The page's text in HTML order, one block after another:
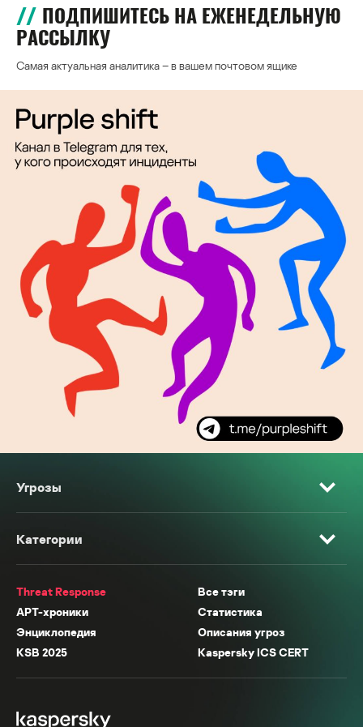
ПОДПИШИТЕСЬ НА ЕЖЕНЕДЕЛЬНУЮ
РАССЫЛКУ
Самая актуальная аналитика – в вашем почтовом ящике
Угрозы
Категории
Threat Response
Все тэги
APT-хроники
Статистика
Энциклопедия
Описания угроз
KSB 2025
Kaspersky ICS CERT